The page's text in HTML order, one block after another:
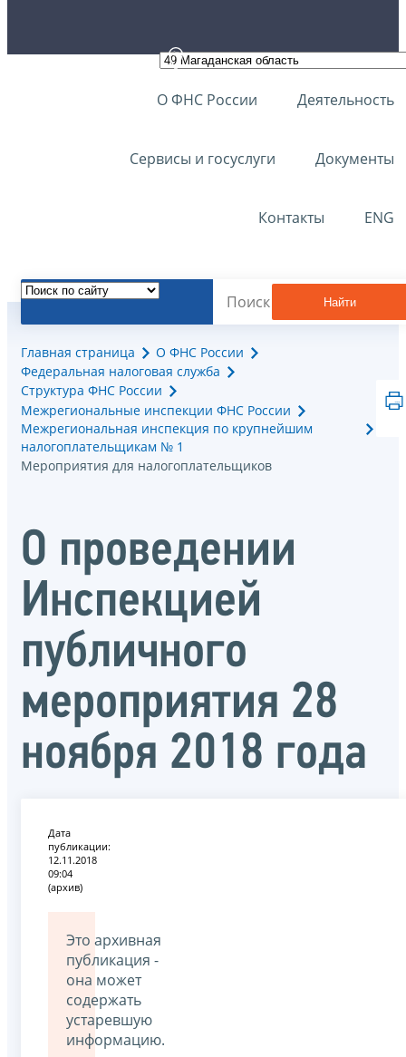
О ФНС России Деятельность
Сервисы и госуслуги Документы
Контакты ENG
Найти
Главная страница
О ФНС России
Федеральная налоговая служба
Структура ФНС России
Межрегиональные инспекции ФНС России
Межрегиональная инспекция по крупнейшим
налогоплательщикам № 1
Мероприятия для налогоплательщиков
О проведении
Инспекцией
публичного
мероприятия 28
ноября 2018 года
Дата
публикации:
12.11.2018
09:04
(архив)
Это архивная
публикация -
она может
содержать
устаревшую
информацию.